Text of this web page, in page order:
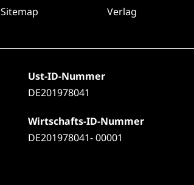
Sitemap Verlag
Ust-ID-Nummer
DE201978041
Wirtschafts-ID-Nummer
DE201978041- 00001